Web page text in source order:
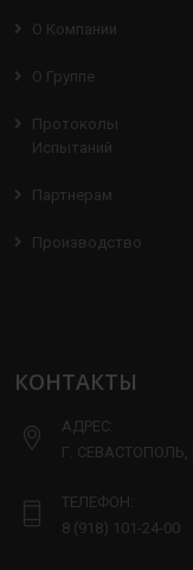
О Компании
О Группе
Протоколы
Испытаний
Партнерам
Производство
КОНТАКТЫ
АДРЕС:
Г. СЕВАСТОПОЛЬ,
ТЕЛЕФОН:
8 (918) 101-24-00